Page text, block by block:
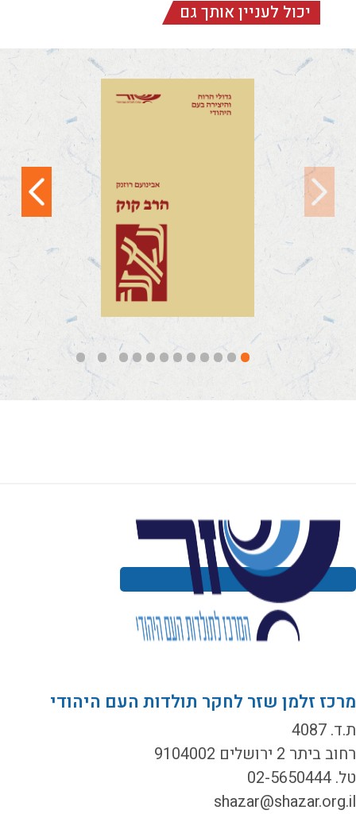
יכול לעניין אותך גם
הרב אברהם יצחק
ואין איש...
קראו עוד
1
3
7
9
11
12
זלמן שזר לחקר תולדות העם היהודי
4087
ביתר 2 ירושלים 9104002